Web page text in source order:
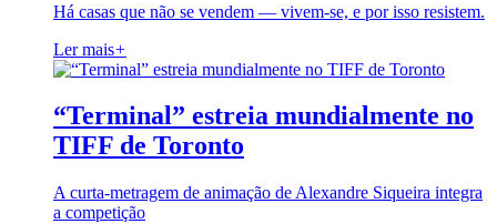
Há casas que não se vendem — vivem-se, e por isso resistem.
Ler mais+
“Terminal” estreia mundialmente no
TIFF de Toronto
A curta-metragem de animação de Alexandre Siqueira integra
a competição